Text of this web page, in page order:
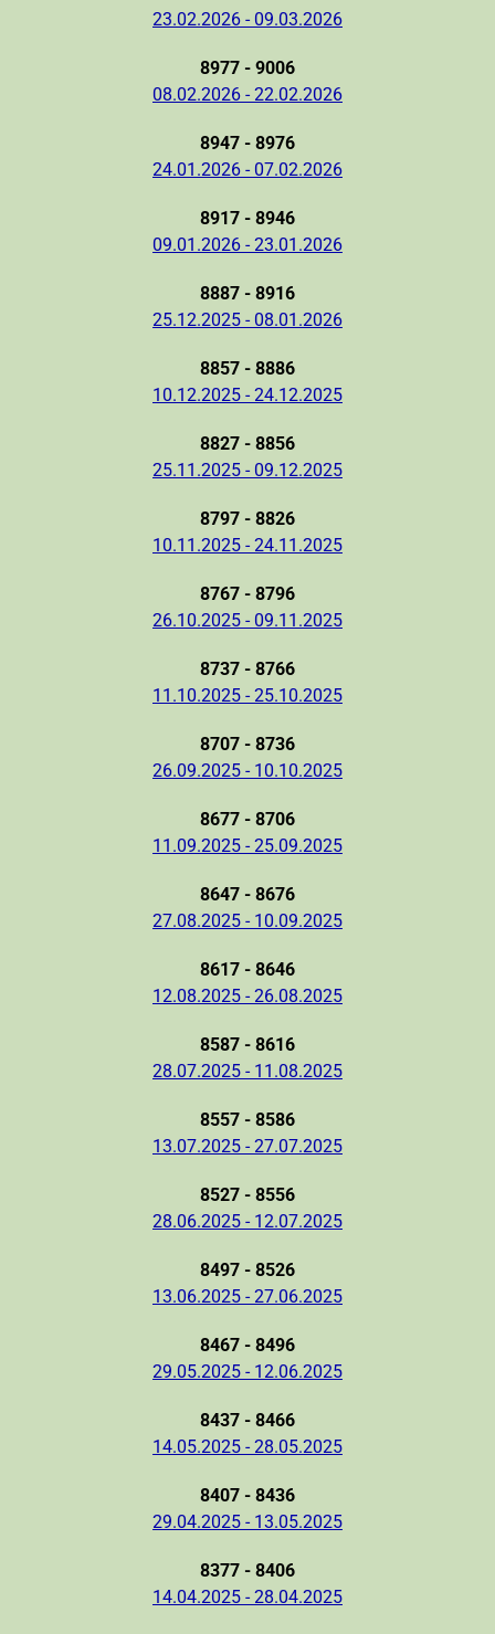
23.02.2026 - 09.03.2026
8977 - 9006
08.02.2026 - 22.02.2026
8947 - 8976
24.01.2026 - 07.02.2026
8917 - 8946
09.01.2026 - 23.01.2026
8887 - 8916
25.12.2025 - 08.01.2026
8857 - 8886
10.12.2025 - 24.12.2025
8827 - 8856
25.11.2025 - 09.12.2025
8797 - 8826
10.11.2025 - 24.11.2025
8767 - 8796
26.10.2025 - 09.11.2025
8737 - 8766
11.10.2025 - 25.10.2025
8707 - 8736
26.09.2025 - 10.10.2025
8677 - 8706
11.09.2025 - 25.09.2025
8647 - 8676
27.08.2025 - 10.09.2025
8617 - 8646
12.08.2025 - 26.08.2025
8587 - 8616
28.07.2025 - 11.08.2025
8557 - 8586
13.07.2025 - 27.07.2025
8527 - 8556
28.06.2025 - 12.07.2025
8497 - 8526
13.06.2025 - 27.06.2025
8467 - 8496
29.05.2025 - 12.06.2025
8437 - 8466
14.05.2025 - 28.05.2025
8407 - 8436
29.04.2025 - 13.05.2025
8377 - 8406
14.04.2025 - 28.04.2025